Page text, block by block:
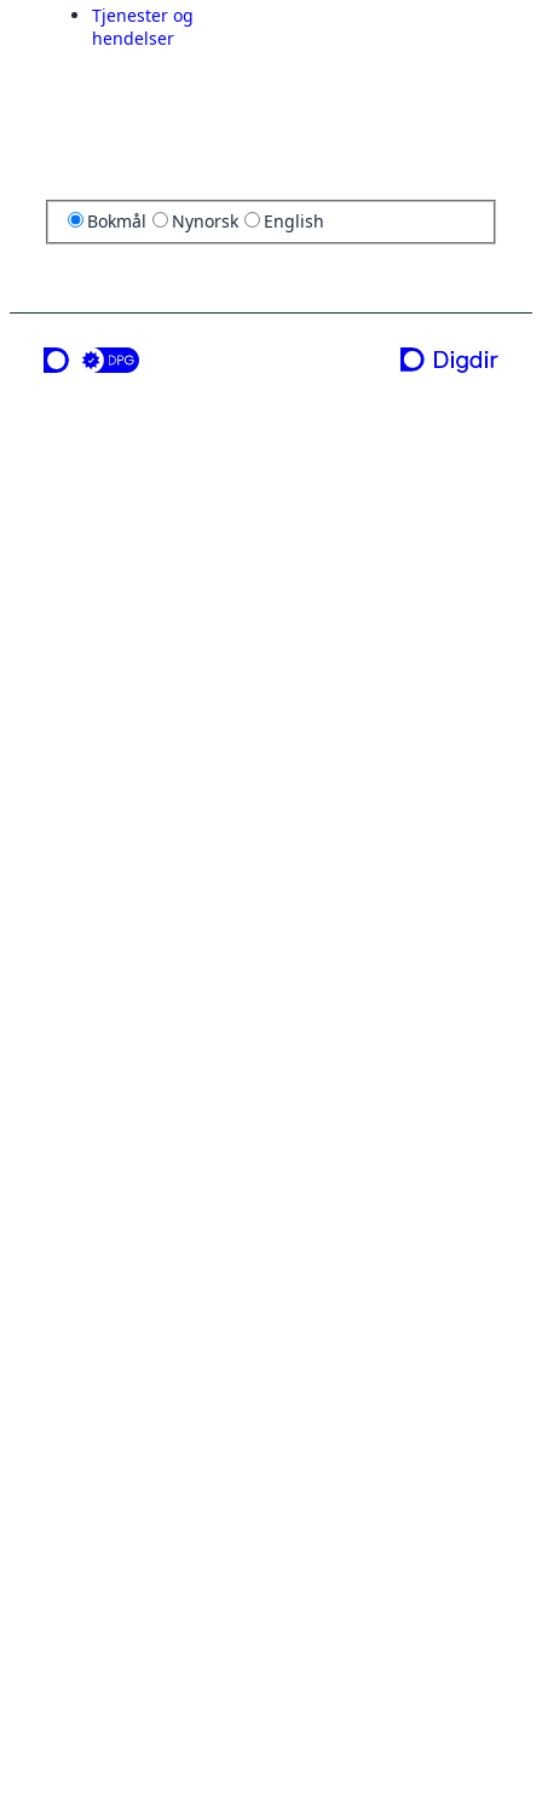
Tjenester og
hendelser
Bokmål Nynorsk English